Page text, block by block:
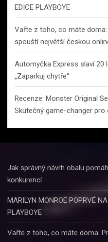
EDICE PLAYBOYE
Vařte z toho, co máte
spouští největší českou
Automyčka Express slaví 20
„Zaparkuj chytře“
Recenze: Monster Original
Skutečný game-changer pro
Jak správný návrh obalu
konkurencí
MARILYN MONROE POPRVÉ
PLAYBOYE
Vařte z toho, co máte doma: